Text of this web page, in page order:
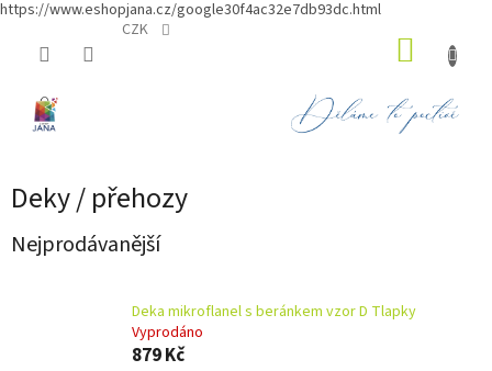
https://www.eshopjana.cz/google30f4ac32e7db93dc.html
CZK
Deky / přehozy
Nejprodávanější
Deka mikroflanel s beránkem vzor D Tlapky
Vyprodáno
879 Kč